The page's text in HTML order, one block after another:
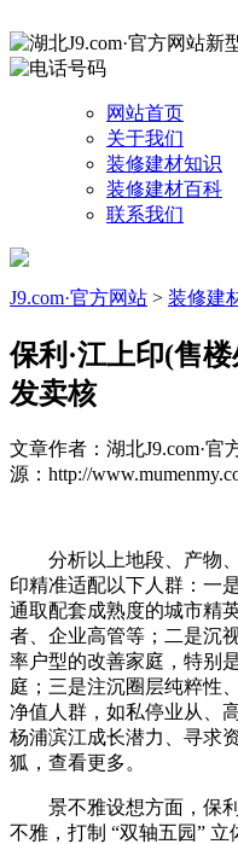
网站首页
关于我们
装修建材知识
装修建材百科
联系我们
J9.com·官方网站 > 装修建
保利·江上印(售
发卖核
文章作者：湖北J9.com·官
源：http://
分析以上地段、产物、
印精准适配以下人群：一
通取配套成熟度的城市精
者、企业高管等；二是沉
率户型的改善家庭，特别
庭；三是注沉圈层纯粹性
净值人群，如私停业从、
杨浦滨江成长潜力、寻求
狐，查看更多。
景不雅设想方面，保利
不雅，打制 “双轴五园”